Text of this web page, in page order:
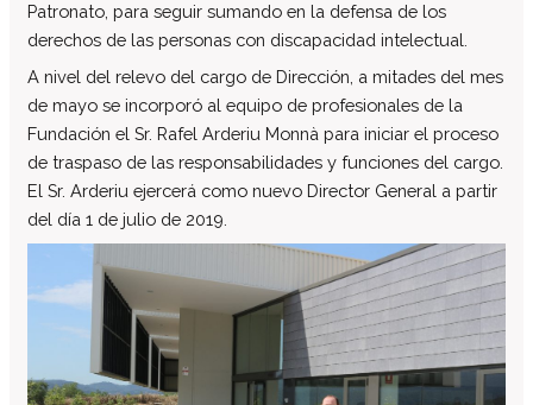
Servicios Generales
Practicas e inserción laboral
Asesoramiento LGD y RSC
Equipo Multidisciplinario de Soporte
Colabora
Voluntari@s
Donaciones
Proyectos
Noticias
Contacto
Patronato, para seguir sumando en la defensa de los
derechos de las personas con discapacidad intelectual.
A nivel del relevo del cargo de Dirección, a mitades del mes
de mayo se incorporó al equipo de profesionales de la
Fundación el Sr. Rafel Arderiu Monnà para iniciar el proceso
de traspaso de las responsabilidades y funciones del cargo.
El Sr. Arderiu ejercerá como nuevo Director General a partir
del día 1 de julio de 2019.